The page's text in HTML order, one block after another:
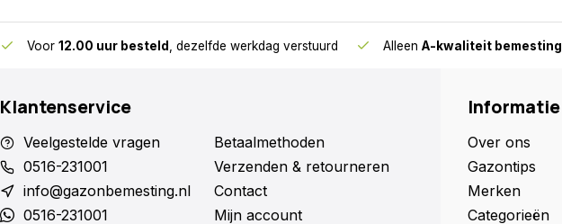
Voor 12.00 uur besteld , dezelfde werkdag verstuurd Alleen A-kwaliteit bemesting
Klantenservice
Veelgestelde vragen
0516-231001
info@gazonbemesting.nl
0516-231001
Betaalmethoden
Verzenden & retourneren
Contact
Mijn account
Informatie
Over ons
Gazontips
Merken
Categorieën